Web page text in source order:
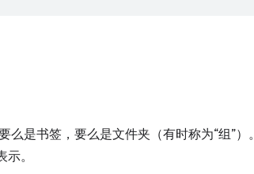
是书签，要么是文件夹（有时称为“组”）。
示。